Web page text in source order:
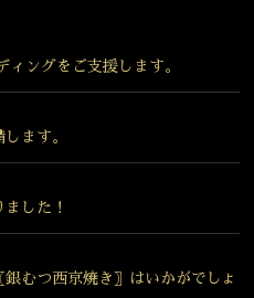
ングをご支援します。
ます。
した！
むつ西京焼き〗はいかがでしょ